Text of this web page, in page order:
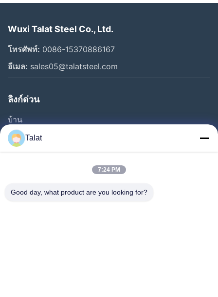
Wuxi Talat Steel Co., Ltd.
โทรศัพท์: 0086-15370886167
อีเมล: sales05@talatsteel.com
ลิงก์ด่วน
บ้าน
ผลิตภัณฑ์
เกี่ยวกับเรา
ควบคุมคุณภาพ
Talat
7:24 PM
Good day, what product are you looking for?